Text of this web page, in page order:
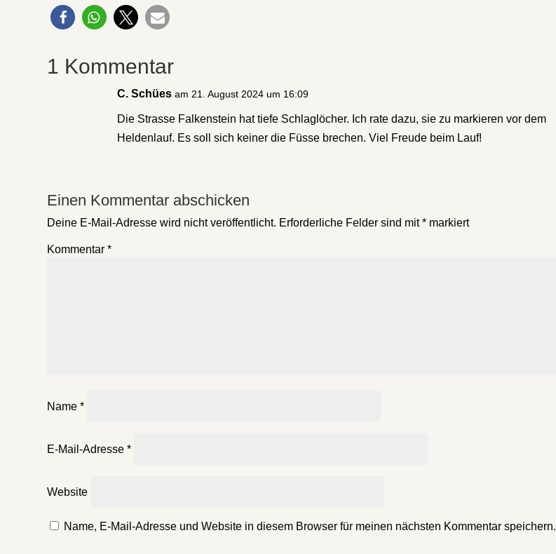
1 Kommentar
C. Schües am 21. August 2024 um 16:09
Die Strasse Falkenstein hat tiefe Schlaglöcher. Ich rate dazu, sie zu markieren vor dem
Heldenlauf. Es soll sich keiner die Füsse brechen. Viel Freude beim Lauf!
Einen Kommentar abschicken
Deine E-Mail-Adresse wird nicht veröffentlicht. Erforderliche Felder sind mit* markiert
Kommentar*
Name*
E-Mail-Adresse*
Website
Name, E-Mail-Adresse und Website in diesem Browser für meinen nächsten Kommentar speichern.